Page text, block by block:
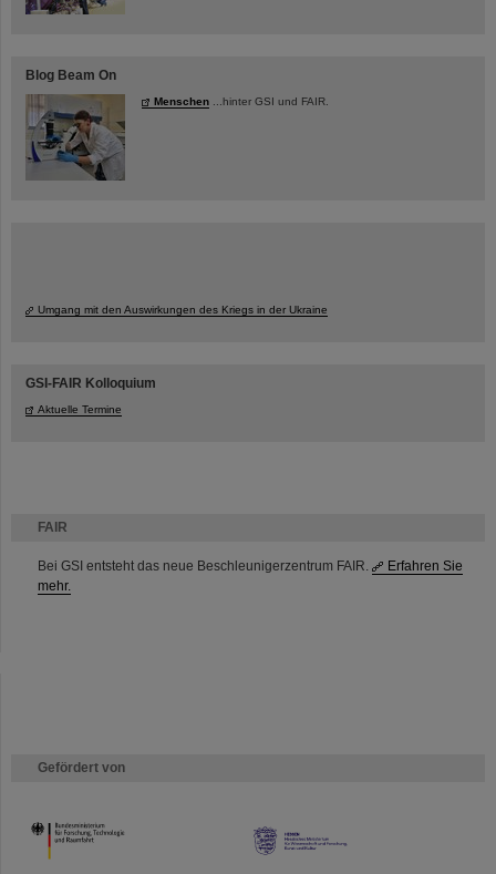
FAIR
Bei GSI entsteht das neue Beschleunigerzentrum FAIR.
Erfahren Sie
mehr.
Gefördert von
HMWK
Blog Beam On
Menschen ...hinter GSI und FAIR.
Umgang mit den Auswirkungen des Kriegs in der Ukraine
GSI-FAIR Kolloquium
Aktuelle Termine